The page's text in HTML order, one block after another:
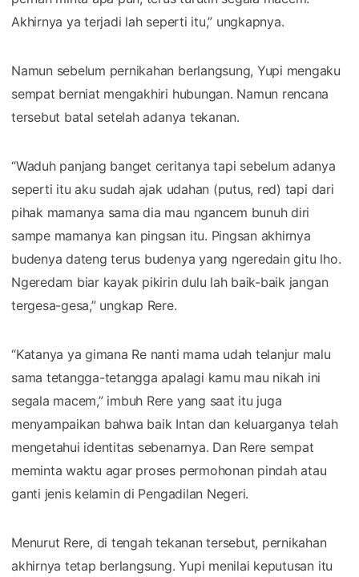
Akhirnya ya terjadi lah seperti itu,” ungkapnya.
Namun sebelum pernikahan berlangsung, Yupi mengaku
sempat berniat mengakhiri hubungan. Namun rencana
tersebut batal setelah adanya tekanan.
“Waduh panjang banget ceritanya tapi sebelum adanya
seperti itu aku sudah ajak udahan (putus, red) tapi dari
pihak mamanya sama dia mau ngancem bunuh diri
sampe mamanya kan pingsan itu. Pingsan akhirnya
budenya dateng terus budenya yang ngeredain gitu lho.
Ngeredam biar kayak pikirin dulu lah baik-baik jangan
tergesa-gesa,” ungkap Rere.
“Katanya ya gimana Re nanti mama udah telanjur malu
sama tetangga-tetangga apalagi kamu mau nikah ini
segala macem,” imbuh Rere yang saat itu juga
menyampaikan bahwa baik Intan dan keluarganya telah
mengetahui identitas sebenarnya. Dan Rere sempat
meminta waktu agar proses permohonan pindah atau
ganti jenis kelamin di Pengadilan Negeri.
Menurut Rere, di tengah tekanan tersebut, pernikahan
akhirnya tetap berlangsung. Yupi menilai keputusan itu